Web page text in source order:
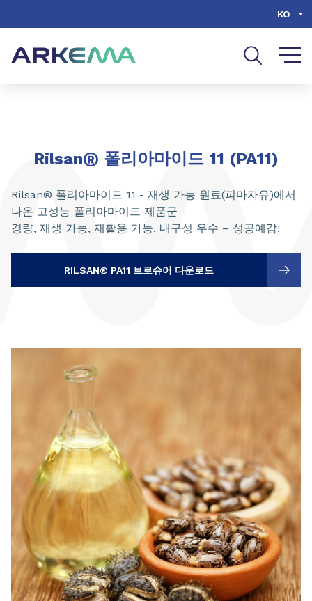
KO
Rilsan® 폴리아마이드 11 (PA11)
Rilsan® 폴리아마이드 11 - 재생 가능 원료(피마자유)에서
나온 고성능 폴리아마이드 제품군
경량, 재생 가능, 재활용 가능, 내구성 우수 – 성공예감!
RILSAN® PA11 브로슈어 다운로드